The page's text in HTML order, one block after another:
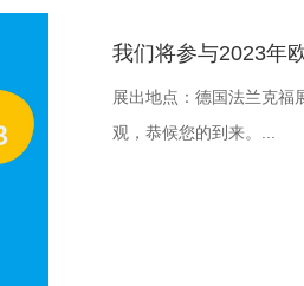
我们将参与2023年
展出地点：德国法兰克福
观，恭候您的到来。...